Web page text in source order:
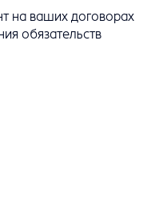
на ваших договорах
обязательств